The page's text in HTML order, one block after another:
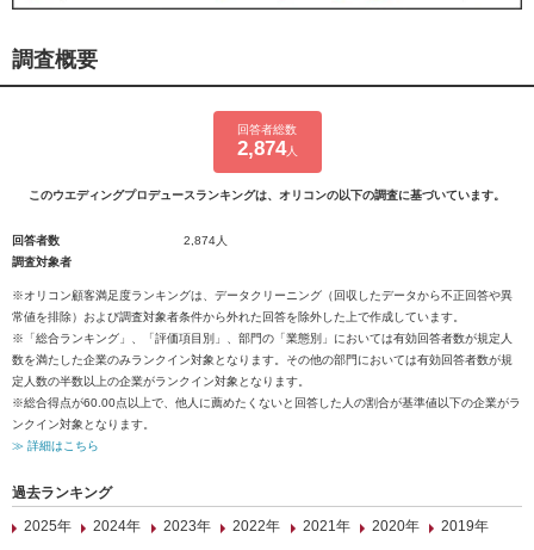
調査概要
回答者総数
2,874人
このウエディングプロデュースランキングは、オリコンの以下の調査に基づいています。
回答者数
2,874人
調査対象者
※オリコン顧客満足度ランキングは、データクリーニング（回収したデータから不正回答や異
常値を排除）および調査対象者条件から外れた回答を除外した上で作成しています。
※「総合ランキング」、「評価項目別」、部門の「業態別」においては有効回答者数が規定人
数を満たした企業のみランクイン対象となります。その他の部門においては有効回答者数が規
定人数の半数以上の企業がランクイン対象となります。
※総合得点が60.00点以上で、他人に薦めたくないと回答した人の割合が基準値以下の企業がラ
ンクイン対象となります。
≫ 詳細はこちら
過去ランキング
2025年
2024年 2023年 2022年 2021年 2020年
2019年